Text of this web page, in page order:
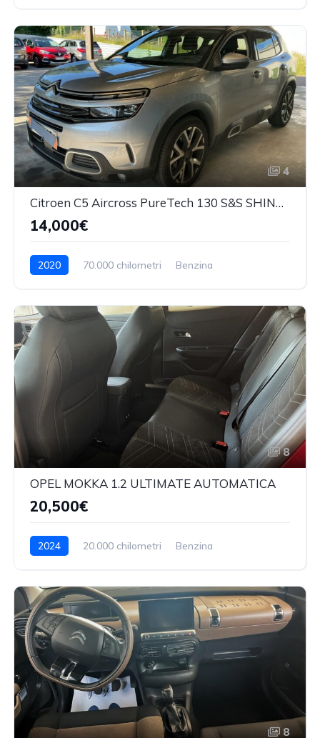
4
Citroen C5 Aircross PureTech 130 S&S SHINE PACK
14,000€
2020 70.000 chilometri Benzina
8
OPEL MOKKA 1.2 ULTIMATE AUTOMATICA
20,500€
2024 20.000 chilometri Benzina
8